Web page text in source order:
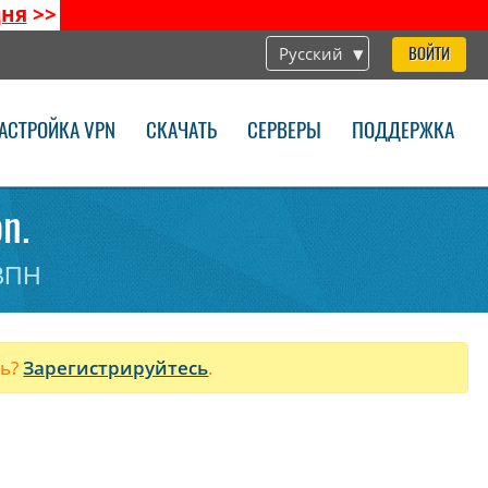
>>
Русский ВОЙТИ
VPN СКАЧАТЬ СЕРВЕРЫ ПОДДЕРЖКА
Зарегистрируйтесь.